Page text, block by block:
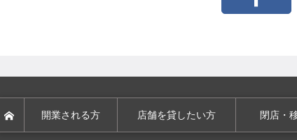
開業される方 店舗を貸したい方 閉店・
開業スタイル 居抜き物件とは 開業資金について 開業まで